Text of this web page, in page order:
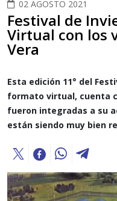
02 AGOSTO 2021
Festival de
Virtual con los
Vera
Esta edición 11° del
formato virtual, cuenta
fueron integradas a su
están siendo muy bien